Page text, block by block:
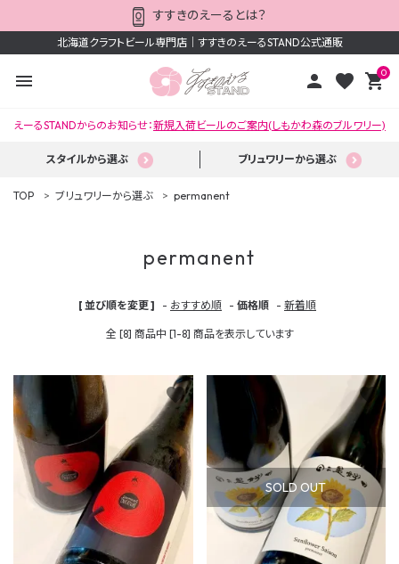
すすきのえーるとは？
北海道クラフトビール専門店｜すすきのえーるSTAND公式通販
menu person favorite 0
shopping_cart
えーるSTANDからのお知らせ：新規入荷ビールのご案内(しもかわ森のブルワリー)
スタイルから選ぶ ブリュワリーから選ぶ
ACCOUNT MENU
meeting_room ログイン person 新規会員登録
favorite_outline お気に入り
0
shopping_cart カート
検索
すすきのえーる
季節のおすすめ
おすすめギフトセット
TOP ブリュワリーから選ぶ permanent
permanent
[ 並び順を変更 ] - おすすめ順 - 価格順 - 新着順
全 [8] 商品中 [1-8] 商品を表示しています
favorite
SOLD OUT
favorite